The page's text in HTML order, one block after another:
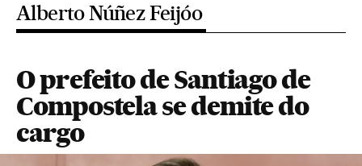
Alberto Núñez Feijóo
O prefeito de Santiago de
Compostela se demite do
cargo